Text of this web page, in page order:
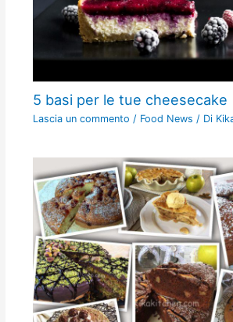
5 basi per le tue cheesecake
Lascia un commento / Food News / Di